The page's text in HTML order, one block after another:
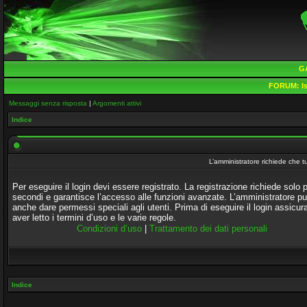
FORUM:
Messaggi senza risposta | Argomenti attivi
Indice
L’amministratore richiede che
Per eseguire il login devi essere registrato. La registrazione richiede solo
secondi e garantisce l’accesso alle funzioni avanzate. L’amministratore
anche dare permessi speciali agli utenti. Prima di eseguire il login
aver letto i termini d’uso e le varie regole.
Condizioni d’uso
Trattamento dei dati personali
Indice